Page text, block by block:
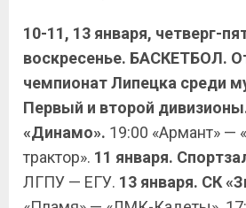
10-11, 13 января, четверг-
воскресенье. БАСКЕТБОЛ.
чемпионат Липецка среди
Первый и второй
«Динамо». 19:00 «Армант» —
трактор». 11 января.
ЛГПУ — ЕГУ. 13 января. СК